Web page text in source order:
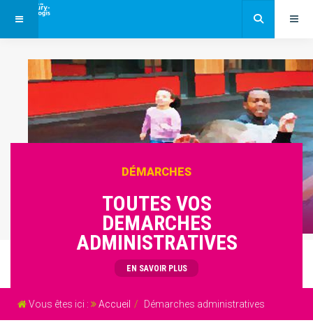
DÉMARCHES
TOUTES VOS
DEMARCHES
ADMINISTRATIVES
EN SAVOIR PLUS
Vous êtes ici : Accueil Démarches administratives